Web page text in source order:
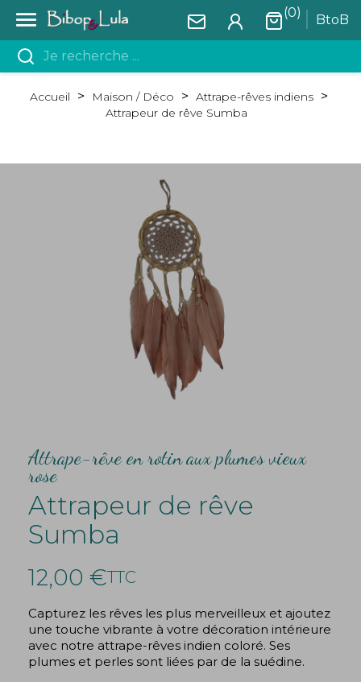
 BtoB
(0)
Accueil Maison / Déco
Attrape-rêves indiens
Attrapeur de rêve Sumba
Attrape-rêve en rotin aux plumes vieux
rose
Attrapeur de rêve
Sumba
12,00 €TTC
Capturez les rêves les plus merveilleux et ajoutez
une touche vibrante à votre décoration intérieure
avec notre attrape-rêves indien coloré. Ses
plumes et perles sont liées par de la suédine.